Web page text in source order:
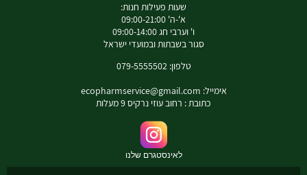
שעות פעילות חנות:
א'-ה' 09:00-21:00
ו' וערבי חג 09:00-14:00
סגור בשבתות ובמועדי ישראל
טלפון: 079-5555502
אימייל: ecopharmservice@gmail.com
כתובת : רחוב עוזי נרקיס 9 מעלות
לאינסטגרם שלנו